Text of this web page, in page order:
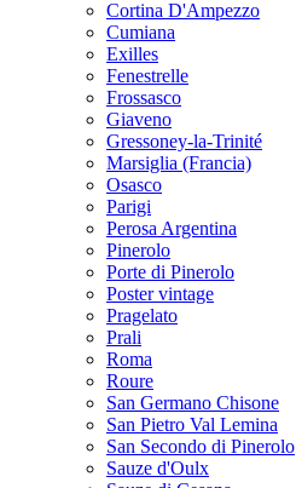
Cortina D'Ampezzo
Cumiana
Exilles
Fenestrelle
Frossasco
Giaveno
Gressoney-la-Trinité
Marsiglia (Francia)
Osasco
Parigi
Perosa Argentina
Pinerolo
Porte di Pinerolo
Poster vintage
Pragelato
Prali
Roma
Roure
San Germano Chisone
San Pietro Val Lemina
San Secondo di Pinerolo
Sauze d'Oulx